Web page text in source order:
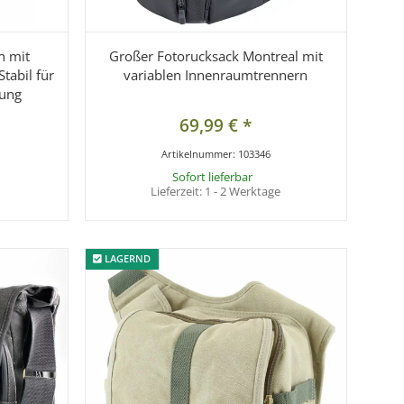
mit
für
Großer Fotorucksack Montreal mit
variablen Innenraumtrennern
69,99 €*
Artikelnummer: 103346
Sofort lieferbar
Lieferzeit: 1 - 2 Werktage
LAGERND
LAGERND